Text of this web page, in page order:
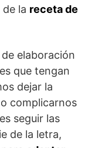
la receta de
elaboración
que tengan
dejar la
complicarnos
seguir las
de la letra,